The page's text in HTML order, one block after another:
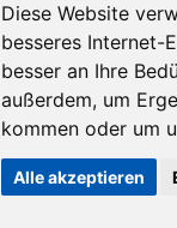
Diese Website
besseres Internet-
besser an Ihre
außerdem, um
kommen oder um
Alle akzeptieren